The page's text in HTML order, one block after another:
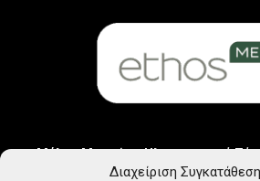
Διαχείριση
Μέλος Μητρώου Ηλεκτρονικού